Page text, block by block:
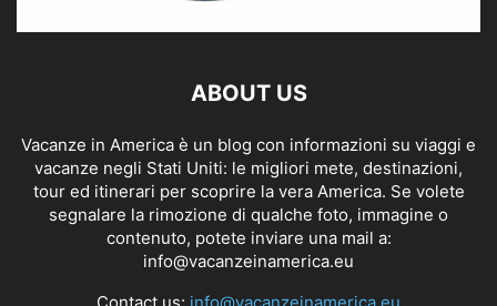
ABOUT US
Vacanze in America è un blog con informazioni su viaggi e
vacanze negli Stati Uniti: le migliori mete, destinazioni,
tour ed itinerari per scoprire la vera America. Se volete
segnalare la rimozione di qualche foto, immagine o
contenuto, potete inviare una mail a:
info@vacanzeinamerica.eu
Contact us: info@vacanzeinamerica.eu